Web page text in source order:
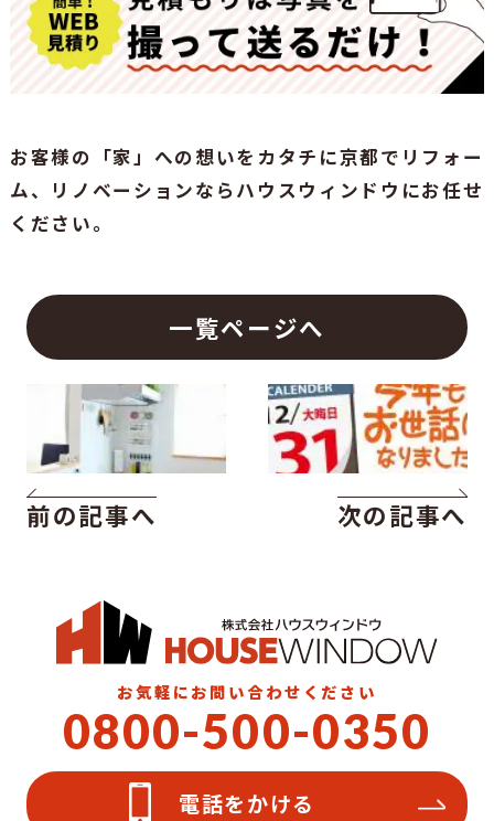
お客様の「家」への想いをカタチに京都でリフォー
ム、リノベーションならハウスウィンドウにお任せ
ください。
前の記事へ
一覧ページへ
次の記事へ
お気軽にお問い合わせください
0800-500-0350
電話をかける